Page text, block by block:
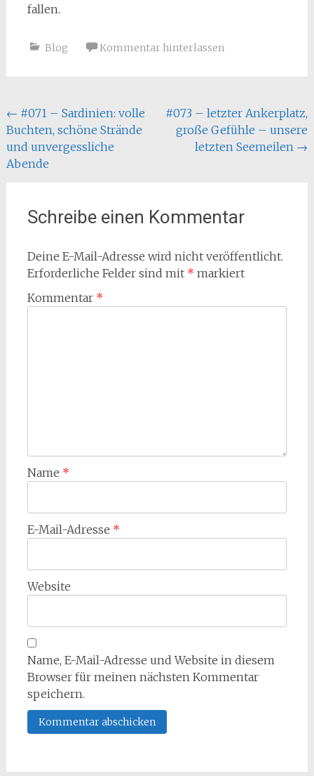
fallen.
Blog Kommentar hinterlassen
Beitragsnavigation
← #071 – Sardinien: volle
Buchten, schöne Strände
und unvergessliche
Abende
#073 – letzter Ankerplatz,
große Gefühle – unsere
letzten Seemeilen →
Schreibe einen Kommentar
Deine E-Mail-Adresse wird nicht veröffentlicht.
Erforderliche Felder sind mit * markiert
Kommentar *
Name *
E-Mail-Adresse *
Website
Name, E-Mail-Adresse und Website in diesem
Browser für meinen nächsten Kommentar
speichern.